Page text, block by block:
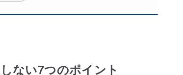
ない7つのポイント